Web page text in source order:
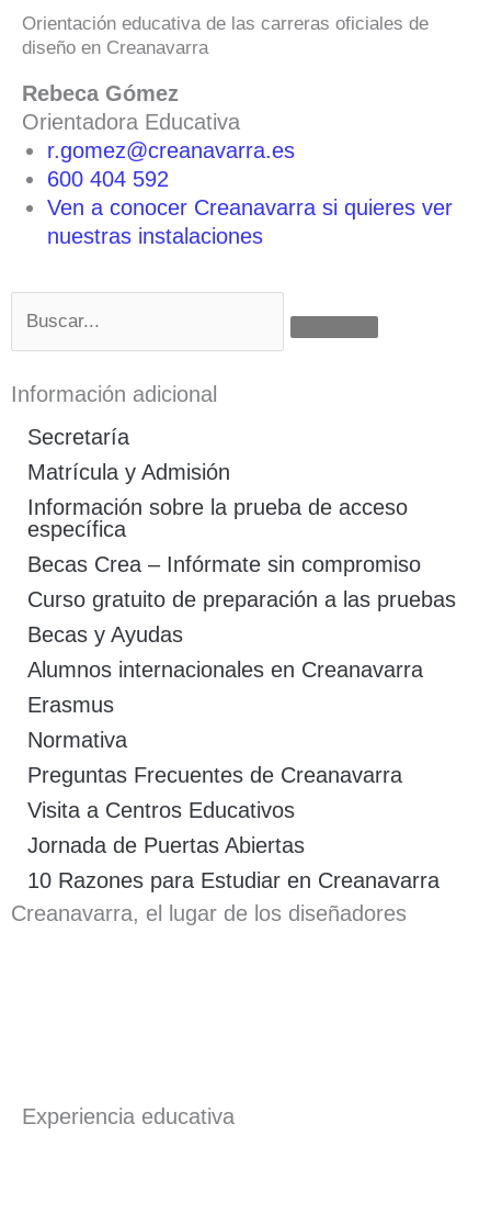
Orientación educativa de las carreras oficiales de
diseño en Creanavarra
Rebeca Gómez
Orientadora Educativa
r.gomez@creanavarra.es
600 404 592
Ven a conocer Creanavarra si quieres ver
nuestras instalaciones
Información adicional
Secretaría
Matrícula y Admisión
Información sobre la prueba de acceso
específica
Becas Crea – Infórmate sin compromiso
Curso gratuito de preparación a las pruebas
Becas y Ayudas
Alumnos internacionales en Creanavarra
Erasmus
Normativa
Preguntas Frecuentes de Creanavarra
Visita a Centros Educativos
Jornada de Puertas Abiertas
10 Razones para Estudiar en Creanavarra
Creanavarra, el lugar de los diseñadores
Experiencia educativa